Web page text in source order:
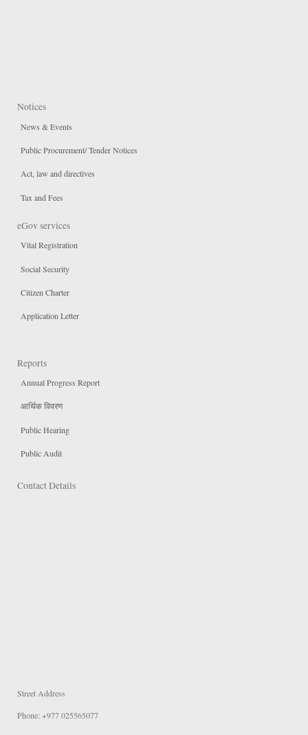
Notices
News & Events
Public Procurement/ Tender Notices
Act, law and directives
Tax and Fees
eGov services
Vital Registration
Social Security
Citizen Charter
Application Letter
Reports
Annual Progress Report
आर्थिक विवरण
Public Hearing
Public Audit
Contact Details
Street Address
Phone: +977 025565077